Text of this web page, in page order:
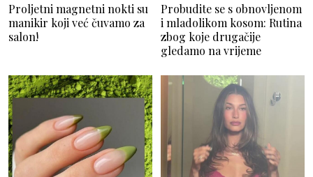
Proljetni magnetni nokti su
manikir koji već čuvamo za
salon!
Probudite se s obnovljenom
i mladolikom kosom: Rutina
zbog koje drugačije
gledamo na vrijeme